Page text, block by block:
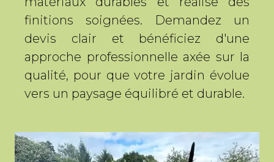
finitions soignées. Demandez un
devis clair et bénéficiez d'une
approche professionnelle axée sur la
qualité, pour que votre jardin évolue
vers un paysage équilibré et durable.